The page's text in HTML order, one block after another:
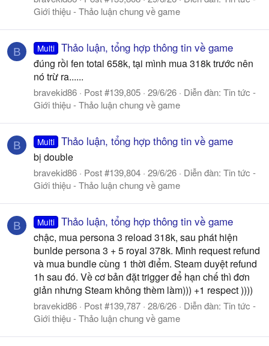
Giới thiệu - Thảo luận chung về game
B Multi Thảo luận, tổng hợp thông tin về game
đúng rồi fen total 658k, tại mình mua 318k trước nên
nó trừ ra......
bravekid86 Post #139,805 29/6/26 Diễn đàn: Tin tức -
Giới thiệu - Thảo luận chung về game
B Multi Thảo luận, tổng hợp thông tin về game
bị double
bravekid86 Post #139,804 29/6/26 Diễn đàn: Tin tức -
Giới thiệu - Thảo luận chung về game
B Multi Thảo luận, tổng hợp thông tin về game
chậc, mua persona 3 reload 318k, sau phát hiện
bunlde persona 3 + 5 royal 378k. Mình request refund
và mua bundle cùng 1 thời điểm. Steam duyệt refund
1h sau đó. Về cơ bản đặt trigger để hạn chế thì đơn
giản nhưng Steam không thèm làm))) +1 respect ))))
bravekid86 Post #139,787 28/6/26 Diễn đàn: Tin tức -
Giới thiệu - Thảo luận chung về game